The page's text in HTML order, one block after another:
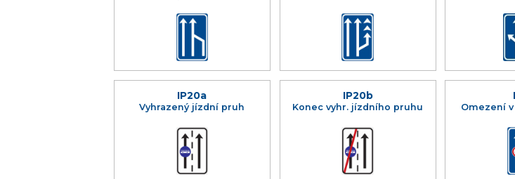
IP20a
Vyhrazený jízdní pruh
IP20b
Konec vyhr. jízdního pruhu Omezení